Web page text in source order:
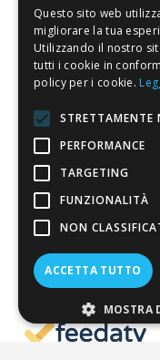
Condizioni di
Termini di vendita
Spedizione
Pagamenti
Resi
4,7/5
Eccellente
3.821
Recensioni
Questo sito web
migliorare la tua
Utilizzando il nostro
tutti i cookie in
policy per i cookie.
STRETTAMENTE
PERFORMANCE
TARGETING
FUNZIONALITÀ
NON
ACCETTA TUTTO
MOSTRA